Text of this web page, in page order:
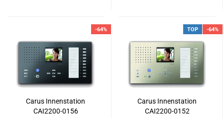
-64%
Carus Innenstation
CAI2200-0156
TOP -64%
Carus Innenstation
CAI2200-0152